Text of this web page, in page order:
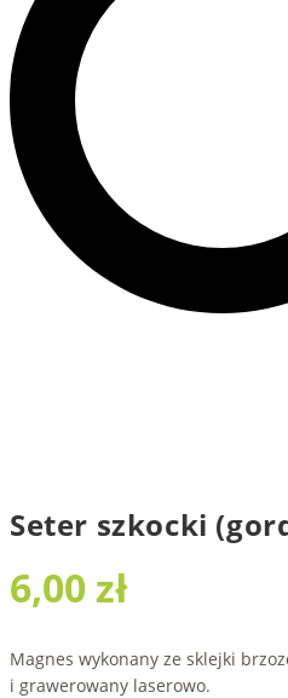
Seter szkocki
6,00 zł
Magnes wykonany ze sklejki
i grawerowany laserowo.